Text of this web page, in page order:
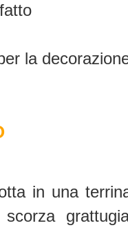
la
in una